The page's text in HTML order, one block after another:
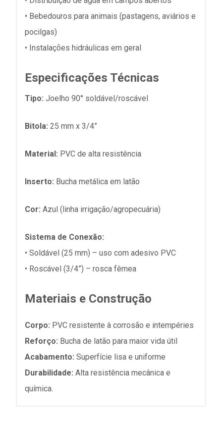
• Bebedouros para animais (pastagens, aviários e
pocilgas)
• Instalações hidráulicas em geral
Especificações Técnicas
Tipo: Joelho 90° soldável/roscável
Bitola: 25 mm x 3/4”
Material: PVC de alta resistência
Inserto: Bucha metálica em latão
Cor: Azul (linha irrigação/agropecuária)
Sistema de Conexão:
• Soldável (25 mm) – uso com adesivo PVC
• Roscável (3/4”) – rosca fêmea
Materiais e Construção
Corpo: PVC resistente à corrosão e intempéries
Reforço: Bucha de latão para maior vida útil
Acabamento: Superfície lisa e uniforme
Durabilidade: Alta resistência mecânica e
química.